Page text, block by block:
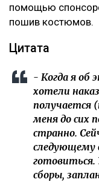
помощью
пошив костюмов.
Цитата
- Когда я об
хотели
получается
меня до сих
странно.
следующему
готовиться.
сборы,